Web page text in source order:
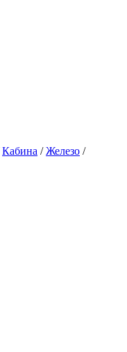
Кабина / Железо /